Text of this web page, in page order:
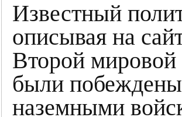
Известный
описывая на
Второй
были
наземными